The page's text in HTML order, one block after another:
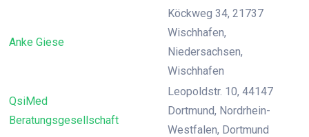
Anke Giese
Köckweg 34, 21737
Wischhafen,
Niedersachsen,
Wischhafen
QsiMed
Beratungsgesellschaft
Leopoldstr. 10, 44147
Dortmund, Nordrhein-
Westfalen, Dortmund